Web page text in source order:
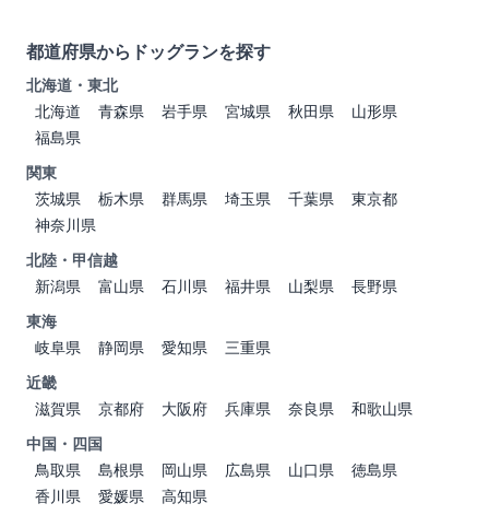
都道府県からドッグランを探す
北海道・東北
北海道
青森県 岩手県 宮城県 秋田県
山形県
福島県
関東
茨城県
栃木県 群馬県 埼玉県 千葉県
東京都
神奈川県
北陸・甲信越
新潟県
富山県 石川県 福井県 山梨県
長野県
東海
岐阜県
静岡県 愛知県
三重県
近畿
滋賀県
京都府 大阪府 兵庫県 奈良県
和歌山県
中国・四国
鳥取県
島根県 岡山県 広島県 山口県
徳島県
香川県
愛媛県
高知県